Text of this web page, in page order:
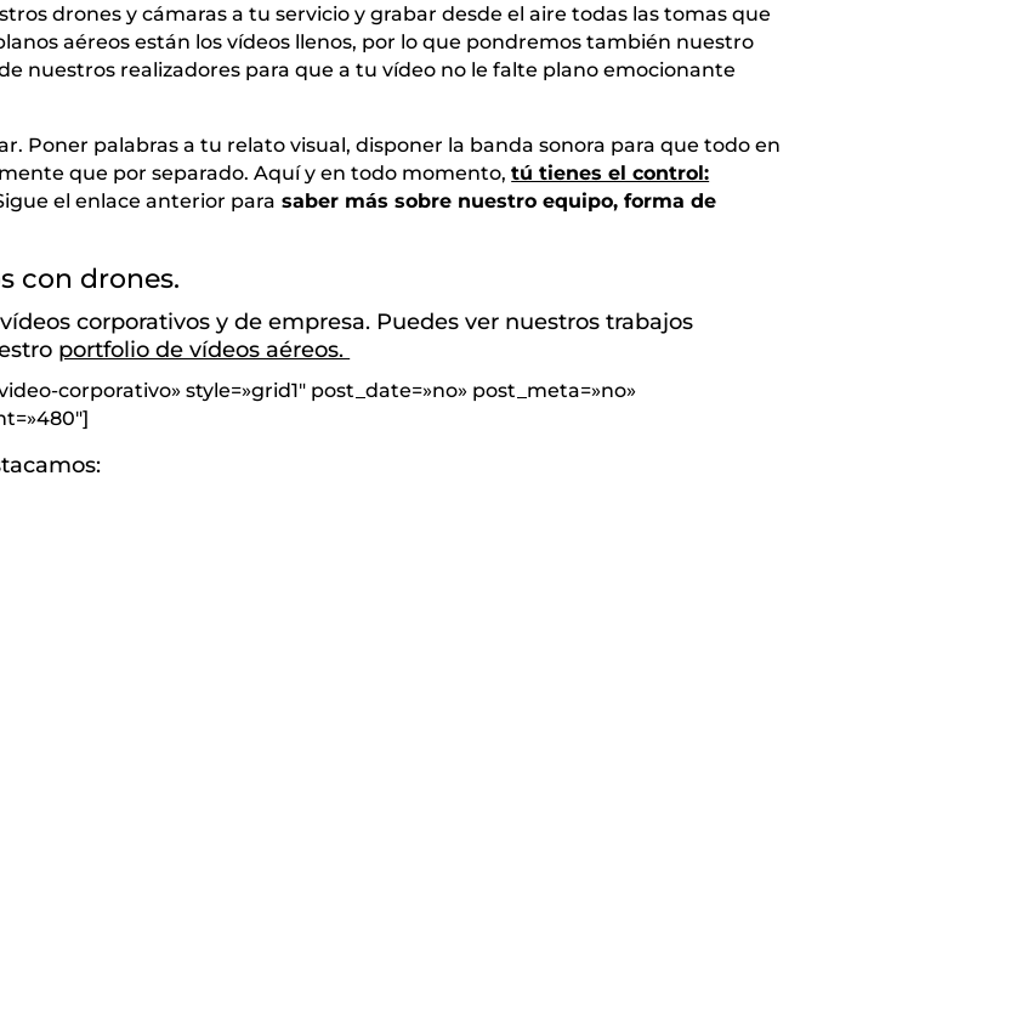
drones y cámaras a tu servicio y grabar desde el aire todas las tomas que
aéreos están los vídeos llenos, por lo que pondremos también nuestro
nuestros realizadores para que a tu vídeo no le falte plano emocionante
Poner palabras a tu relato visual, disponer la banda sonora para que todo en
que por separado. Aquí y en todo momento,tú tienes el control:
el enlace anterior para saber más sobre nuestro equipo, forma de
con drones.
corporativos y de empresa. Puedes ver nuestros trabajos
portfolio de vídeos aéreos.
corporativo» style=»grid1″ post_date=»no» post_meta=»no»